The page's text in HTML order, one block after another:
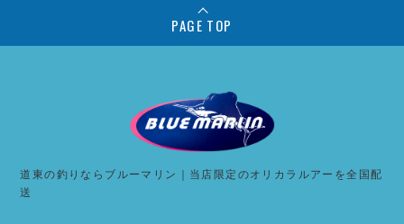
PAGE TOP
道東の釣りならブルーマリン｜当店限定のオリカラルアーを全国配
送